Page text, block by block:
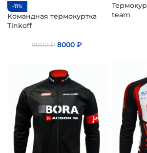
-11%
Командная термокуртка
Tinkoff
9000₽ 8000₽
team